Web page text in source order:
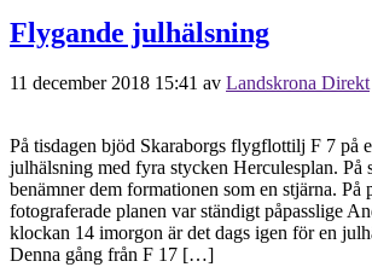
Flygande julhälsning
11 december 2018 15:41 av Landskrona Direkt
På tisdagen bjöd Skaraborgs flygflottilj F 7 på
julhälsning med fyra stycken Herculesplan. På
benämner dem formationen som en stjärna.
fotograferade planen var ständigt påpasslige
klockan 14 imorgon är det dags igen för en
Denna gång från F 17 […]